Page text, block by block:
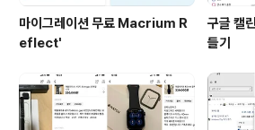
마이그레이션 무료 Macrium R
eflect'
구글 캘
들기